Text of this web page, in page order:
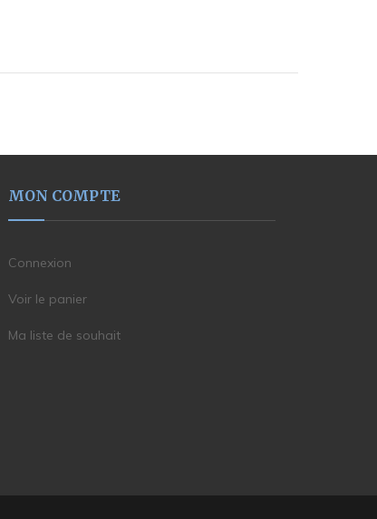
MON COMPTE
Connexion
Voir le panier
Ma liste de souhait